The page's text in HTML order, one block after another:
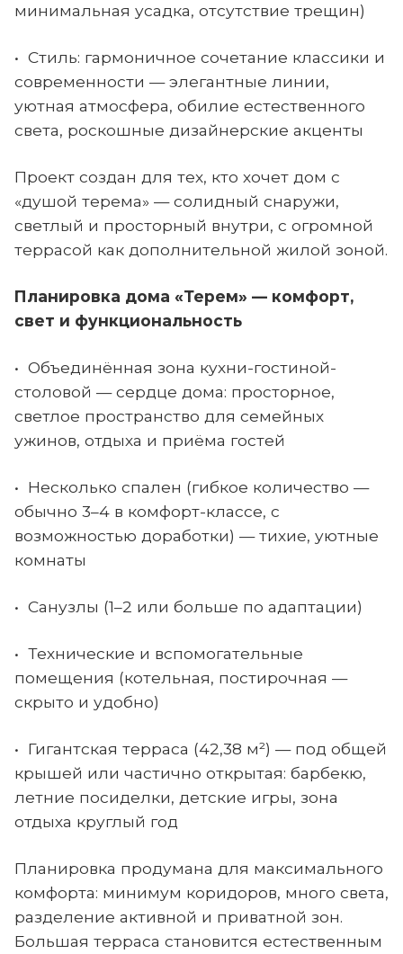
минимальная усадка, отсутствие трещин)
• Стиль: гармоничное сочетание классики и
современности — элегантные линии,
уютная атмосфера, обилие естественного
света, роскошные дизайнерские акценты
Проект создан для тех, кто хочет дом с
«душой терема» — солидный снаружи,
светлый и просторный внутри, с огромной
террасой как дополнительной жилой зоной.
Планировка дома «Терем» — комфорт,
свет и функциональность
• Объединённая зона кухни-гостиной-
столовой — сердце дома: просторное,
светлое пространство для семейных
ужинов, отдыха и приёма гостей
• Несколько спален (гибкое количество —
обычно 3–4 в комфорт-классе, с
возможностью доработки) — тихие, уютные
комнаты
• Санузлы (1–2 или больше по адаптации)
• Технические и вспомогательные
помещения (котельная, постирочная —
скрыто и удобно)
• Гигантская терраса (42,38 м²) — под общей
крышей или частично открытая: барбекю,
летние посиделки, детские игры, зона
отдыха круглый год
Планировка продумана для максимального
комфорта: минимум коридоров, много света,
разделение активной и приватной зон.
Большая терраса становится естественным